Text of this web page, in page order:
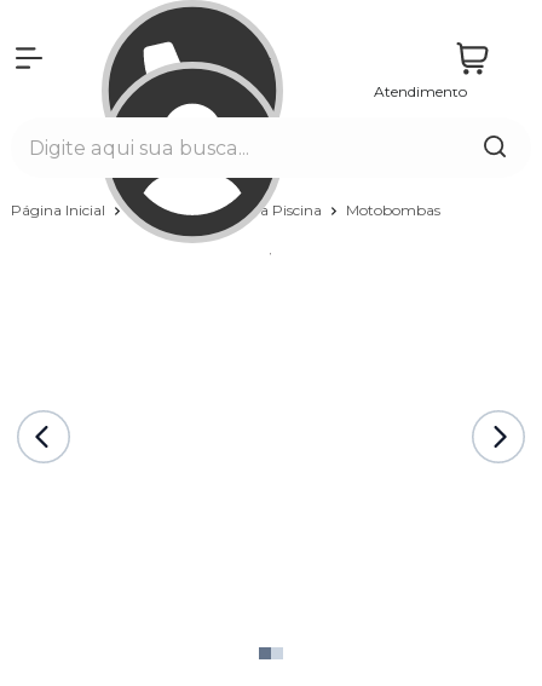
Atendimento
Página Inicial Equipamentos para Piscina Motobombas